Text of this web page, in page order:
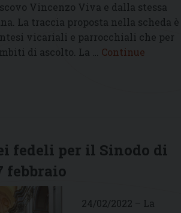
Vincenzo Viva e dalla stessa
La traccia proposta nella scheda è
vicariali e parrocchiali che per
di ascolto. La … Continue
fedeli per il Sinodo di
febbraio
24/02/2022 – La